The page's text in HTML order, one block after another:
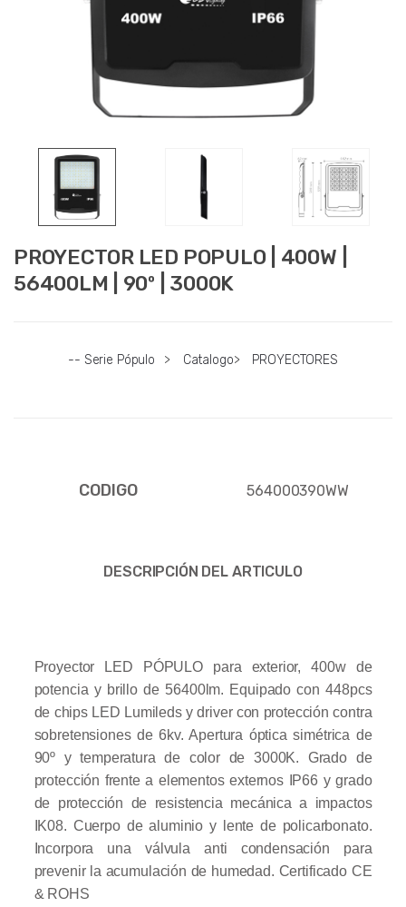
PROYECTOR LED POPULO | 400W |
56400LM | 90º | 3000K
-- Serie Pópulo > Catalogo> PROYECTORES
CODIGO 564000390WW
DESCRIPCIÓN DEL ARTICULO
Proyector LED PÓPULO para exterior, 400w de
potencia y brillo de 56400lm. Equipado con 448pcs
de chips LED Lumileds y driver con protección contra
sobretensiones de 6kv. Apertura óptica simétrica de
90º y temperatura de color de 3000K. Grado de
protección frente a elementos externos IP66 y grado
de protección de resistencia mecánica a impactos
IK08. Cuerpo de aluminio y lente de policarbonato.
Incorpora una válvula anti condensación para
prevenir la acumulación de humedad. Certificado CE
& ROHS